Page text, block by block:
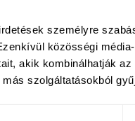
személyre
közösségi
akik kombinálhatják
szolgáltatásokból